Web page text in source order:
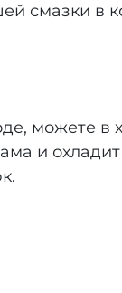
смазки в
можете в
и охладит